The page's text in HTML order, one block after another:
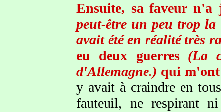
Ensuite, sa faveur
peut-être un peu trop
avait été en réalité très
eu deux guerres (La
d'Allemagne.) qui m'ont
y avait à craindre en
fauteuil, ne respirant